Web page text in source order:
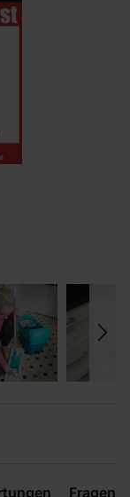
Fragen